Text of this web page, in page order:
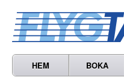
HEM BOKA